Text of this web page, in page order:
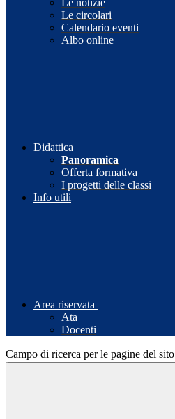
Le notizie
Le circolari
Calendario eventi
Albo online
Didattica
Panoramica
Offerta formativa
I progetti delle classi
Info utili
Area riservata
Ata
Docenti
Campo di ricerca per le pagine del sito